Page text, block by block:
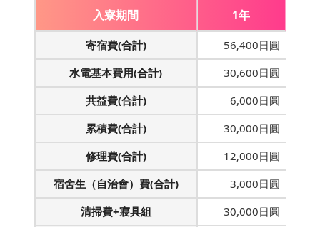
入寮期間 1年
寄宿費(合計)
56,400日圓
水電基本費用(合計)
30,600日圓
共益費(合計)
6,000日圓
累積費(合計)
30,000日圓
修理費(合計)
12,000日圓
宿舍生（自治會）費(合計)
3,000日圓
清掃費+寢具組
30,000日圓